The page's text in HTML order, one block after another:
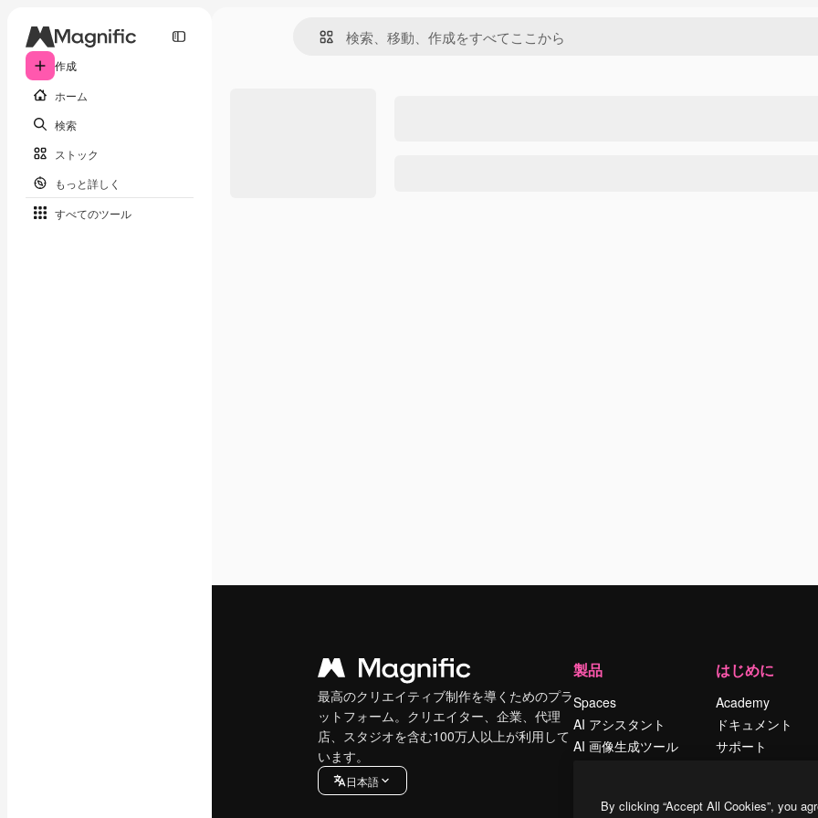
作成
ホーム
検索
ストック
もっと詳しく
すべてのツール
最高のクリエイティブ制作を導くためのプラ
ットフォーム。クリエイター、企業、代理
店、スタジオを含む100万人以上が利用して
います。
日本語
製品
Spaces
AI アシスタント
AI 画像生成ツール
ストックコンテン
はじめに
Academy
ドキュメント
サポート
シー
By clicking “Accept All Cookies”, you